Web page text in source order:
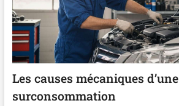
Les causes mécaniques d’une
surconsommation